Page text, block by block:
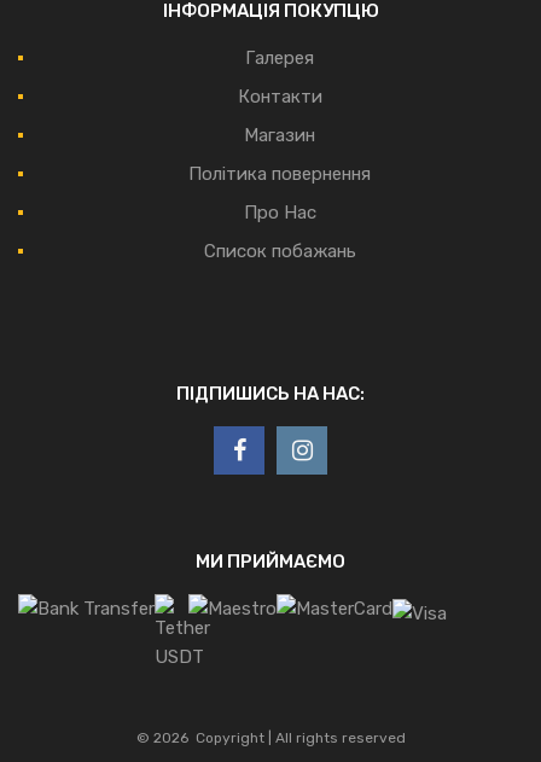
ІНФОРМАЦІЯ ПОКУПЦЮ
Галерея
Контакти
Магазин
Політика повернення
Про Нас
Список побажань
ПІДПИШИСЬ НА НАС:
МИ ПРИЙМАЄМО
© 2026 Copyright | All rights reserved